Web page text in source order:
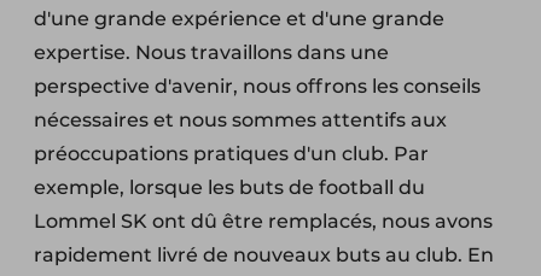
d'une grande expérience et d'une grande
expertise. Nous travaillons dans une
perspective d'avenir, nous offrons les conseils
nécessaires et nous sommes attentifs aux
préoccupations pratiques d'un club. Par
exemple, lorsque les buts de football du
Lommel SK ont dû être remplacés, nous avons
rapidement livré de nouveaux buts au club. En